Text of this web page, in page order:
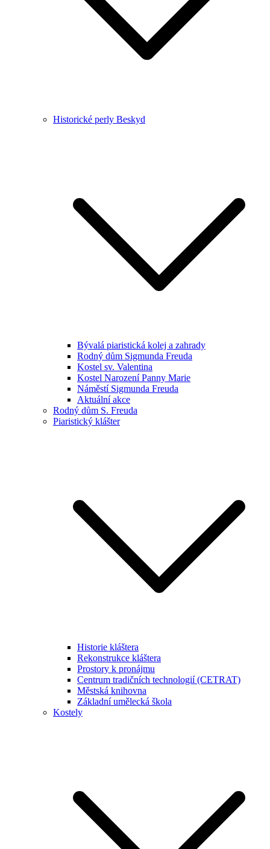
Historické perly Beskyd
Bývalá piaristická kolej a zahrady
Rodný dům Sigmunda Freuda
Kostel sv. Valentina
Kostel Narození Panny Marie
Náměstí Sigmunda Freuda
Aktuální akce
Rodný dům S. Freuda
Piaristický klášter
Historie kláštera
Rekonstrukce kláštera
Prostory k pronájmu
Centrum tradičních technologií (CETRAT)
Městská knihovna
Základní umělecká škola
Kostely